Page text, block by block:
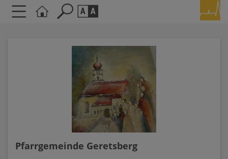
A
Kontrasteinstellungen
A A A
Pfarrgemeinde Geretsberg